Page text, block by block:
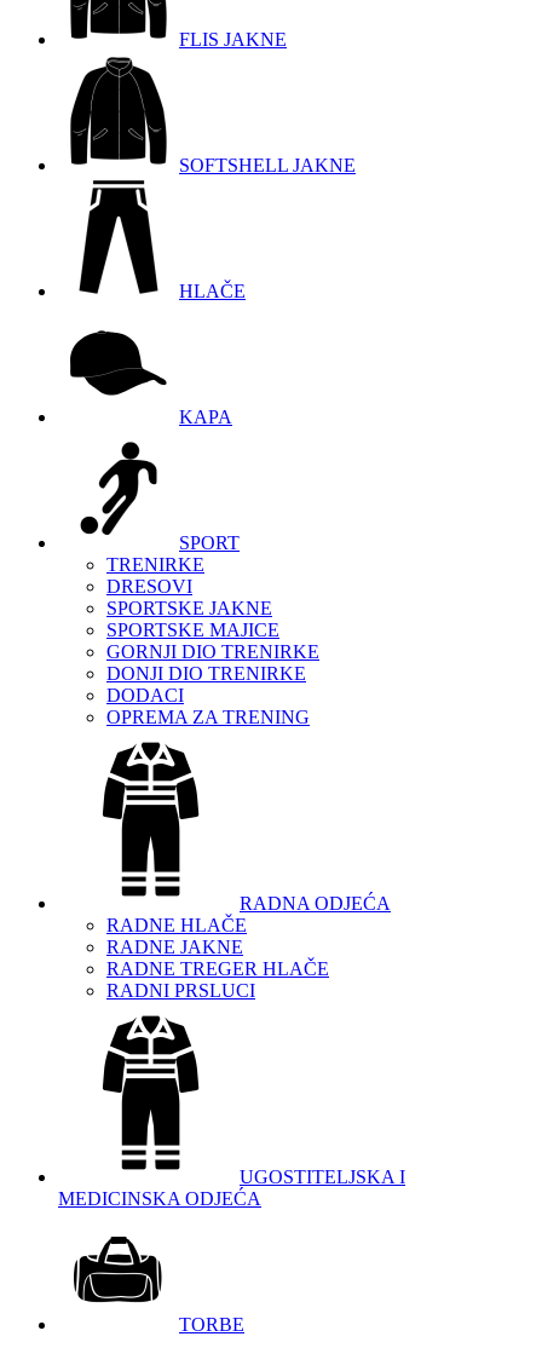
FLIS JAKNE
SOFTSHELL JAKNE
HLAČE
KAPA
SPORT
TRENIRKE
DRESOVI
SPORTSKE JAKNE
SPORTSKE MAJICE
GORNJI DIO TRENIRKE
DONJI DIO TRENIRKE
DODACI
OPREMA ZA TRENING
RADNA ODJEĆA
RADNE HLAČE
RADNE JAKNE
RADNE TREGER HLAČE
RADNI PRSLUCI
UGOSTITELJSKA I
MEDICINSKA ODJEĆA
TORBE